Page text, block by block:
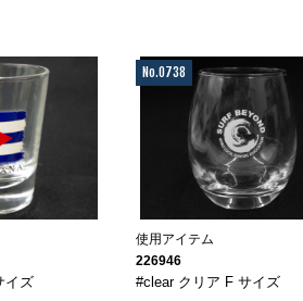
イズ
No.0738
使用アイテム
226946
#clear クリア F サイズ